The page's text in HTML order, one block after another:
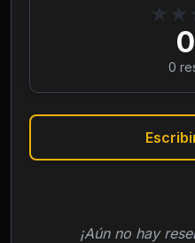
★ ★
0
¡Aún no hay